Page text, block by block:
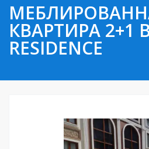
КВАРТИРА 2+1
RESIDENCE